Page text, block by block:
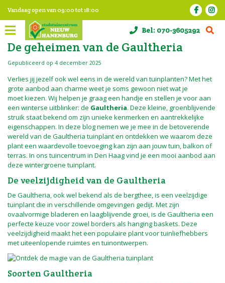
n
Vandaag open van09:00tot18:00
Bel: 070-3605292
De geheimen van de Gaultheria
Gepubliceerd op 4 december 2025
Verlies jij jezelf ook wel eens in de wereld van tuinplanten? Met het
grote aanbod aan charme weet je soms gewoon niet wat je
moet kiezen. Wij helpen je graag een handje en stellen je voor aan
een winterse uitblinker: de Gaultheria. Deze kleine, groenblijvende
struik staat bekend om zijn unieke kenmerken en aantrekkelijke
eigenschappen. In deze blog nemen we je mee in de betoverende
wereld van de Gaultheria tuinplant en ontdekken we waarom deze
plant een waardevolle toevoeging kan zijn aan jouw tuin, balkon of
terras. In ons tuincentrum in Den Haag vind je een mooi aanbod aan
deze wintergroene tuinplant.
De veelzijdigheid van de Gaultheria
De Gaultheria, ook wel bekend als de bergthee, is een veelzijdige
tuinplant die in verschillende omgevingen gedijt. Met zijn
ovaalvormige bladeren en laagblijvende groei, is de Gaultheria een
perfecte keuze voor zowel borders als hanging baskets. Deze
veelzijdigheid maakt het een populaire plant voor tuinliefhebbers
met uiteenlopende ruimtes en tuinontwerpen.
Soorten Gaultheria